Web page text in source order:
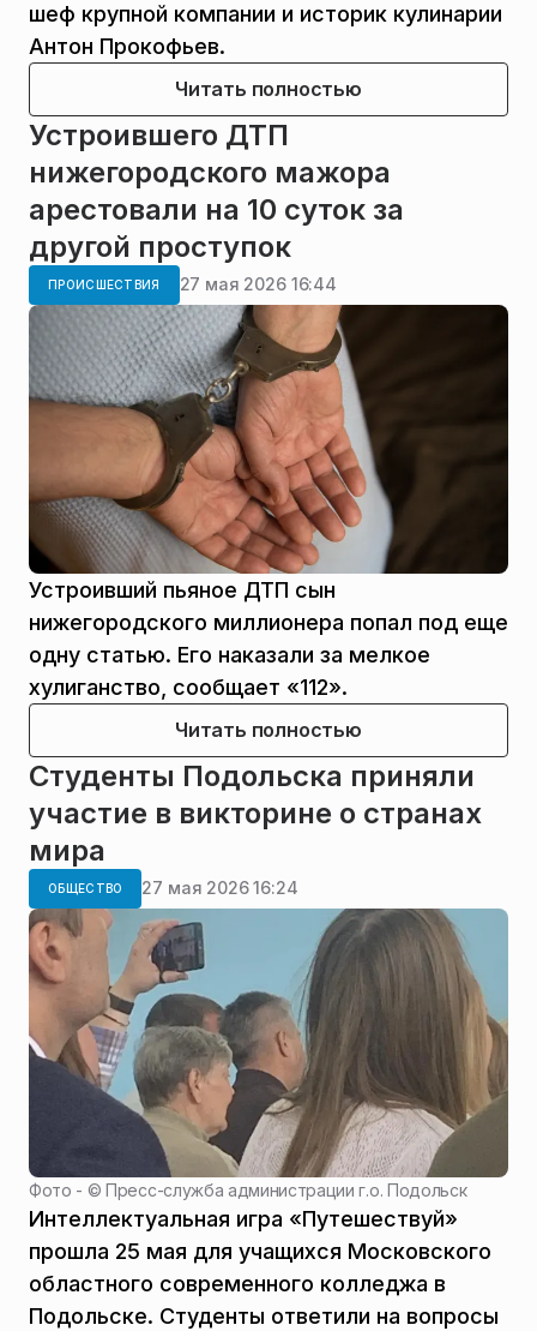
шеф крупной компании и историк кулинарии
Антон Прокофьев.
Читать полностью
Устроившего ДТП
нижегородского мажора
арестовали на 10 суток за
другой проступок
ПРОИСШЕСТВИЯ 27 мая 2026 16:44
Устроивший пьяное ДТП сын
нижегородского миллионера попал под еще
одну статью. Его наказали за мелкое
хулиганство, сообщает «112».
Читать полностью
Студенты Подольска приняли
участие в викторине о странах
мира
ОБЩЕСТВО 27 мая 2026 16:24
Фото - ©Пресс-служба администрации г.о. Подольск
Интеллектуальная игра «Путешествуй»
прошла 25 мая для учащихся Московского
областного современного колледжа в
Подольске. Студенты ответили на вопросы